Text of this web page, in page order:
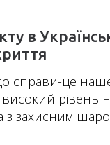
в
справи-це
високий
з захисним